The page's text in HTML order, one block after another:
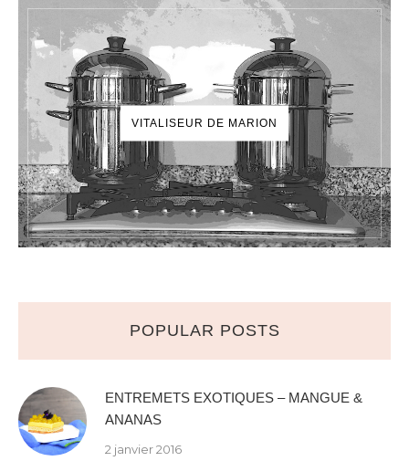
VITALISEUR DE MARION
POPULAR POSTS
ENTREMETS EXOTIQUES – MANGUE &
ANANAS
2 janvier 2016